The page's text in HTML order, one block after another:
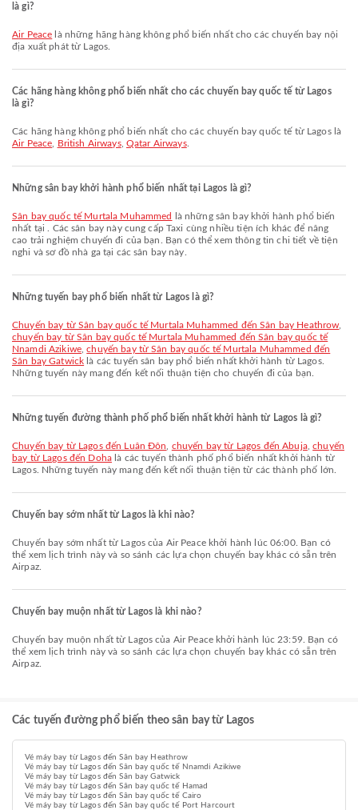
là gì?
Air Peace là những hãng hàng không phổ biến nhất cho các chuyến bay nội
địa xuất phát từ Lagos.
Các hãng hàng không phổ biến nhất cho các chuyến bay quốc tế từ Lagos
là gì?
Các hãng hàng không phổ biến nhất cho các chuyến bay quốc tế từ Lagos là
Air Peace
British Airways, Qatar Airways.
Những sân bay khởi hành phổ biến nhất tại Lagos là gì?
Sân bay quốc tế Murtala Muhammed
là những sân bay khởi hành phổ biến
nhất tại . Các sân bay này cung cấp Taxi cùng nhiều tiện ích khác để nâng
cao trải nghiệm chuyến đi của bạn. Bạn có thể xem thông tin chi tiết về tiện
nghi và sơ đồ nhà ga tại các sân bay này.
Những tuyến bay phổ biến nhất từ Lagos là gì?
chuyến bay từ Sân bay quốc tế Murtala Muhammed đến Sân bay Heathrow
chuyến bay từ Sân bay quốc tế Murtala Muhammed đến Sân bay quốc tế
Nnamdi Azikiwe,chuyến bay từ Sân bay quốc tế Murtala Muhammed đến
Sân bay Gatwick là các tuyến sân bay phổ biến nhất khởi hành từ Lagos.
Những tuyến này mang đến kết nối thuận tiện cho chuyến đi của bạn.
Những tuyến đường thành phố phổ biến nhất khởi hành từ Lagos là gì?
chuyến bay từ Lagos đến Luân Đôn chuyến bay từ Lagos đến Abuja,chuyến
bay từ Lagos đến Dohalà các tuyến thành phố phổ biến nhất khởi hành từ
Lagos. Những tuyến này mang đến kết nối thuận tiện từ các thành phố lớn.
Chuyến bay sớm nhất từ Lagos là khi nào?
Chuyến bay sớm nhất từ Lagos của Air Peace khởi hành lúc 06:00. Bạn có
thể xem lịch trình này và so sánh các lựa chọn chuyến bay khác có sẵn trên
Airpaz.
Chuyến bay muộn nhất từ Lagos là khi nào?
Chuyến bay muộn nhất từ Lagos của Air Peace khởi hành lúc 23:59. Bạn có
thể xem lịch trình này và so sánh các lựa chọn chuyến bay khác có sẵn trên
Airpaz.
Các tuyến đường phổ biến theo sân bay từ Lagos
Vé máy bay từ Lagos đến Sân bay Heathrow
Vé máy bay từ Lagos đến Sân bay quốc tế Nnamdi Azikiwe
Vé máy bay từ Lagos đến Sân bay Gatwick
Vé máy bay từ Lagos đến Sân bay quốc tế Hamad
Vé máy bay từ Lagos đến Sân bay quốc tế Cairo
Vé máy bay từ Lagos đến Sân bay quốc tế Port Harcourt